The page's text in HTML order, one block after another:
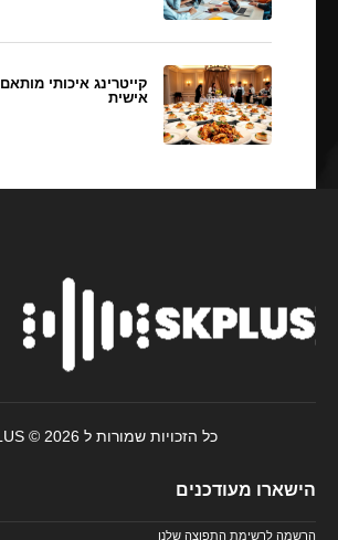
קייטרינג איכותי מותאם
אישית
הישארו מעודכנים
הרשמה לרשימת התפוצה שלנו
כל הזכויות שמורות ל SKPLUS © 2026